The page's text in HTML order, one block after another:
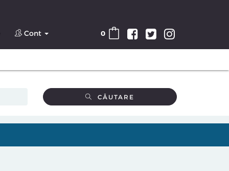
0
Cont
CĂUTARE